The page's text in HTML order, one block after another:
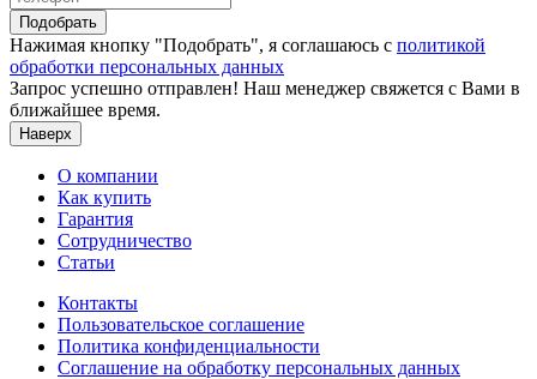
Подобрать
Нажимая кнопку "Подобрать", я соглашаюсь с политикой
обработки персональных данных
Запрос успешно отправлен! Наш менеджер свяжется с Вами в
ближайшее время.
Наверх
О компании
Как купить
Гарантия
Сотрудничество
Статьи
Контакты
Пользовательское соглашение
Политика конфиденциальности
Соглашение на обработку персональных данных